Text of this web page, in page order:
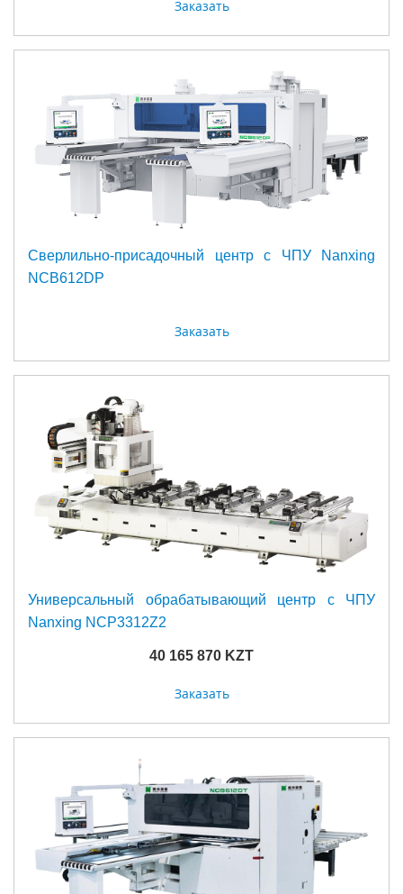
Заказать
Сверлильно-присадочный центр с ЧПУ Nanxing
NСB612DP
Заказать
Универсальный обрабатывающий центр с ЧПУ
Nanxing NCP3312Z2
40 165 870 KZT
Заказать